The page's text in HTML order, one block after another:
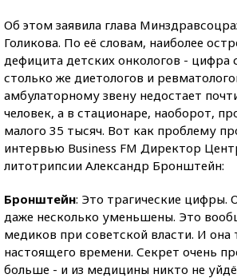
Об этом заявила глава
Голикова. По её словам, наиболее
дефицита детских онкологов - цифра
столько же диетологов и
амбулаторному звену недостает
человек, а в стационаре, наоборот,
малого 35 тысяч. Вот как проблему
интервью Business FM Директор
литотрипсии Александр Бронштейн:
Бронштейн: Это трагические цифры.
даже несколько уменьшены. Это
медиков при советской власти. И она
настоящего времени. Секрет очень
больше - и из медицины никто не